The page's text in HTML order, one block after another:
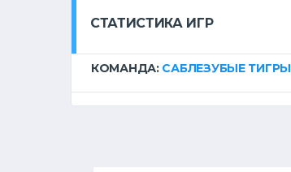
СТАТИСТИКА ИГР
КОМАНДА: САБЛЕЗУБЫЕ ТИГРЫ